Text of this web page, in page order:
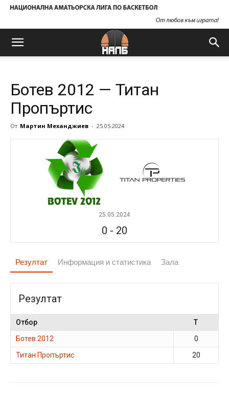
Ботев 2012 — Титан
Пропъртис
От Мартин Механджиев - 25.05.2024
25.05.2024
0 - 20
Резултат Информация и статистика Зала
Резултат
Отбор
T
Ботев 2012
0
Титан Пропъртис
20